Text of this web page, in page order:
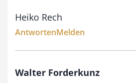
Heiko Rech
AntwortenMelden
Walter Forderkunz